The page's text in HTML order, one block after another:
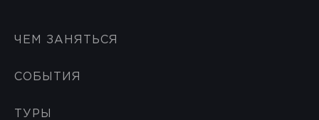
ЧЕМ ЗАНЯТЬСЯ
СОБЫТИЯ
ТУРЫ